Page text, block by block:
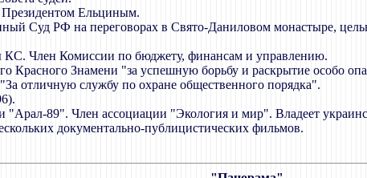
Президентом Ельциным.
Суд РФ на переговорах в Свято-Даниловом монастыре,
КС. Член Комиссии по бюджету, финансам и управлению.
Красного Знамени "за успешную борьбу и раскрытие особо
отличную службу по охране общественного порядка".
"Арал-89". Член ассоциации "Экология и мир". Владеет
документально-публицистических фильмов.